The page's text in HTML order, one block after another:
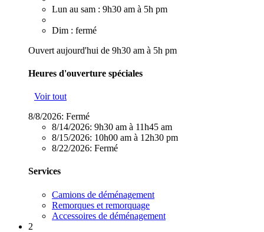
Lun au sam : 9h30 am à 5h pm
Dim : fermé
Ouvert aujourd'hui de 9h30 am à 5h pm
Heures d'ouverture spéciales
Voir tout
8/8/2026: Fermé
8/14/2026: 9h30 am à 11h45 am
8/15/2026: 10h00 am à 12h30 pm
8/22/2026: Fermé
Services
Camions de déménagement
Remorques et remorquage
Accessoires de déménagement
2